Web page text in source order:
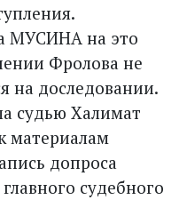
МУСИНА на это
Фролова не
на доследовании.
судью Халимат
допроса
судебного